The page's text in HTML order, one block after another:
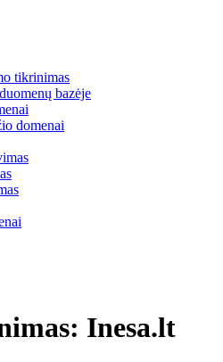
tikrinimas
bazėje
domenai
Inesa.lt